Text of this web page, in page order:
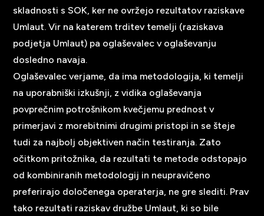
skladnosti s SOK, ker ne ovržejo rezultatov raziskave
Umlaut. Vir na katerem trditev temelji (raziskava
podjetja Umlaut) pa oglaševalec v oglaševanju
dosledno navaja.
Oglaševalec verjame, da ima metodologija, ki temelji
na uporabniški izkušnji, z vidika oglaševanja
povprečnim potrošnikom kvečjemu prednost v
primerjavi z morebitnimi drugimi pristopi in se šteje
tudi za najbolj objektiven način testiranja. Zato
očitkom pritožnika, da rezultati te metode odstopajo
od kombiniranih metodologij in neupravičeno
preferirajo določenega operaterja, ne gre slediti. Prav
tako rezultati raziskav družbe Umlaut, ki so bile